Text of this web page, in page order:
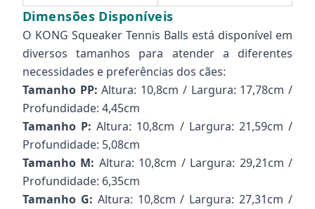
Dimensões Disponíveis
O KONG Squeaker Tennis Balls está disponível em
diversos tamanhos para atender a diferentes
necessidades e preferências dos cães:
Tamanho PP: Altura: 10,8cm / Largura: 17,78cm /
Profundidade: 4,45cm
Tamanho P: Altura: 10,8cm / Largura: 21,59cm /
Profundidade: 5,08cm
Tamanho M: Altura: 10,8cm / Largura: 29,21cm /
Profundidade: 6,35cm
Tamanho G: Altura: 10,8cm / Largura: 27,31cm /